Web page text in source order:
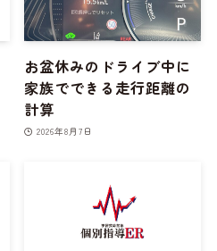
お盆休みのドライブ中に
家族でできる走行距離の
計算
2026年8月7日